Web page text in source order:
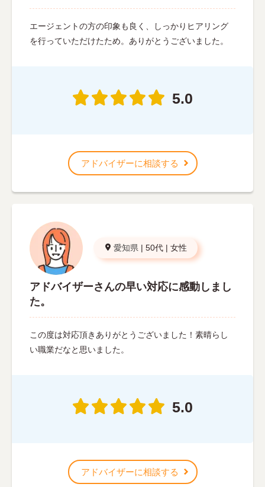
エージェントの方の印象も良く、しっかりヒアリング
を行っていただけたため。ありがとうございました。
5.0
アドバイザーに相談する
愛知県 | 50代 | 女性
アドバイザーさんの早い対応に感動しまし
た。
この度は対応頂きありがとうございました！素晴らし
い職業だなと思いました。
5.0
アドバイザーに相談する